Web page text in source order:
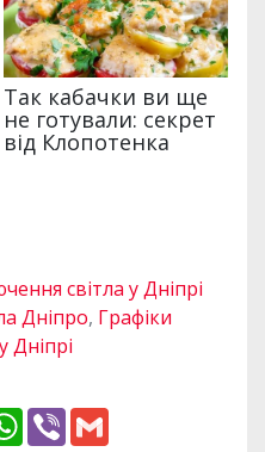
світла у Дніпрі
Дніпро, Графіки
Дніпрі
W
h
V